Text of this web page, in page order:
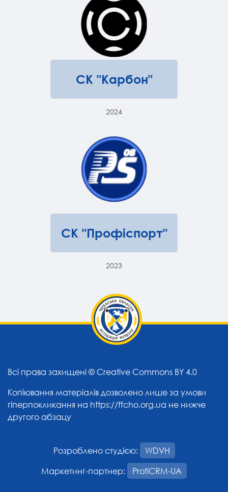
СК "Карбон"
2024
СК "Профіспорт"
2023
Всі права захищені © Creative Commons BY 4.0
Копіювання матеріалів дозволено лише за умови
гіперпокликання на https://ffcho.org.ua не нижче
другого абзацу
Розроблено студією:
WDVH
Маркетинг-партнер:
ProfiCRM-UA